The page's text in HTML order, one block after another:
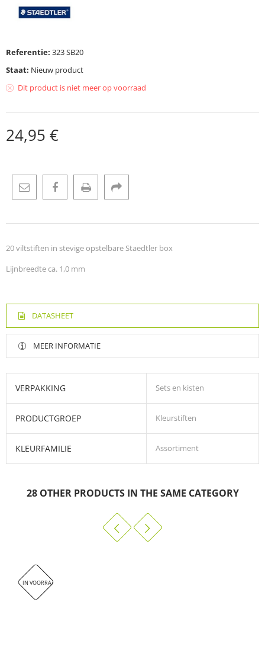
Referentie: 323 SB20
Staat: Nieuw product
Dit product is niet meer op voorraad
24,95 €
20 viltstiften in stevige opstelbare Staedtler box
Lijnbreedte ca. 1,0 mm
DATASHEET
MEER INFORMATIE
VERPAKKING Sets en kisten
PRODUCTGROEP Kleurstiften
KLEURFAMILIE Assortiment
schrijven en te kleuren
Stabiele, drukbestendige punt
DRY SAFE - kan dagenlang open liggen zonder uitdrogen (Test
Uitwasbaar uit de meeste textielsoorten
28 OTHER PRODUCTS IN THE SAME CATEGORY
IN VOORRAAD